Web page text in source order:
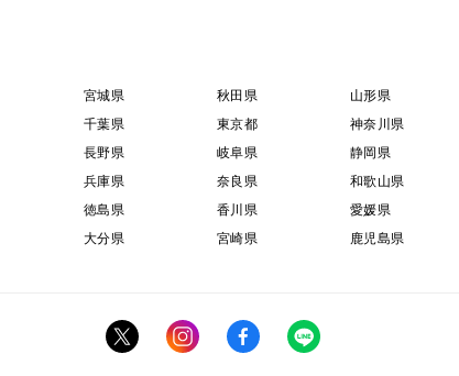
宮城県 秋田県 山形県
千葉県 東京都 神奈川県
長野県 岐阜県 静岡県
兵庫県 奈良県 和歌山県
徳島県 香川県 愛媛県
大分県 宮崎県 鹿児島県